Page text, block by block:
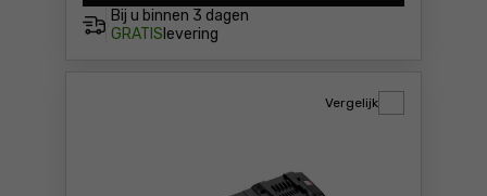
Bij u binnen 3 dagen
GRATIS levering
Vergelijk